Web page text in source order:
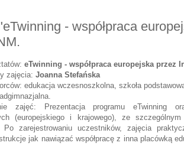
- współpraca
eTwinning - współpraca europejska przez
zajęcia:Joanna Stefańska
edukacja wczesnoszkolna, szkoła
zajęć: Prezentacja programu eTwinning
(europejskiego i krajowego), ze szczególnym
zarejestrowaniu uczestników, zajęcia
jak nawiązać współpracę z inna placówką